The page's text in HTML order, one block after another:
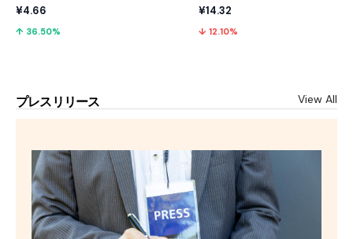
¥4.66
↑ 36.50%
¥14.32
↓ 12.10%
プレスリリース View All